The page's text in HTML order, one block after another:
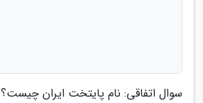
سوال اتفاقی: نام پایتخت ایران چیست؟